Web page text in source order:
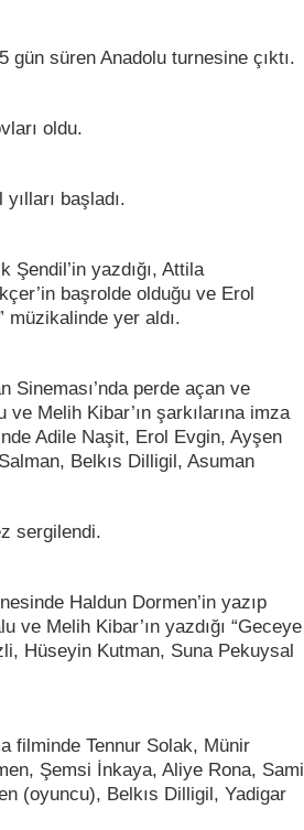
süren Anadolu turnesine çıktı.
oldu.
başladı.
yazdığı, Attila
başrolde olduğu ve Erol
müzikalinde yer aldı.
Sineması’nda perde açan ve
Melih Kibar’ın şarkılarına imza
Adile Naşit, Erol Evgin, Ayşen
Belkıs Dilligil, Asuman
sergilendi.
Haldun Dormen’in yazıp
Melih Kibar’ın yazdığı “Geceye
Hüseyin Kutman, Suna Pekuysal
filminde Tennur Solak, Münir
Şemsi İnkaya, Aliye Rona, Sami
(oyuncu), Belkıs Dilligil, Yadigar